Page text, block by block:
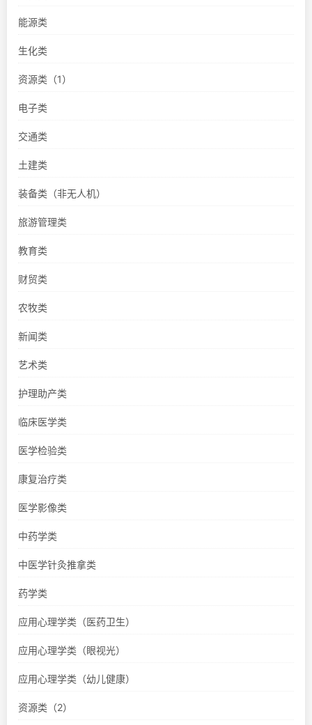
能源类
生化类
资源类（1）
电子类
交通类
土建类
装备类（非无人机）
旅游管理类
教育类
财贸类
农牧类
新闻类
艺术类
护理助产类
临床医学类
医学检验类
康复治疗类
医学影像类
中药学类
中医学针灸推拿类
药学类
应用心理学类（医药卫生）
应用心理学类（眼视光）
应用心理学类（幼儿健康）
资源类（2）